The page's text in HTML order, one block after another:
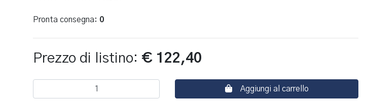
Pronta consegna: 0
Prezzo di listino: € 122,40
Aggiungi al carrello